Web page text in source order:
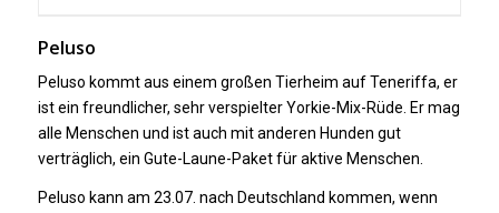
Peluso
Peluso kommt aus einem großen Tierheim auf Teneriffa, er
ist ein freundlicher, sehr verspielter Yorkie-Mix-Rüde. Er mag
alle Menschen und ist auch mit anderen Hunden gut
verträglich, ein Gute-Laune-Paket für aktive Menschen.
Peluso kann am 23.07. nach Deutschland kommen, wenn